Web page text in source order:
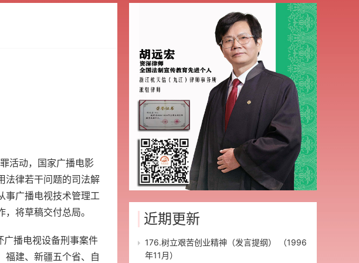
活动，国家广播电影
法律若干问题的司法解
事广播电视技术管理工
将草稿交付总局。
播电视设备刑事案件
福建、新疆五个省、自
近期更新
176.树立艰苦创业精神（发言提纲） （1996
年11月）